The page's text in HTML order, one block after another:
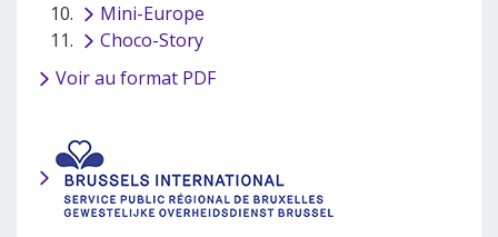
Mini-Europe
Choco-Story
Voir au format PDF